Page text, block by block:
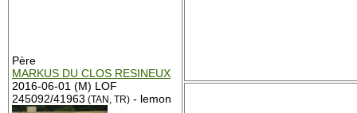
Père
MARKUS DU CLOS RESINEUX
2016-06-01 (M) LOF
245092/41963 (TAN, TR) - lemon